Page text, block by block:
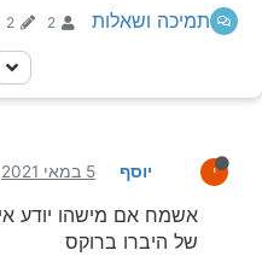
תמיכה ושאלות 2
2
י יוסף 5 במאי 2021, 9:21
אשמח אם מישהו יודע
של היברו ברוקס